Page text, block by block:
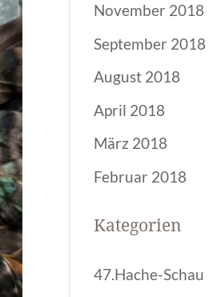
November 2018
September 2018
August 2018
April 2018
März 2018
Februar 2018
Kategorien
47.Hache-Schau